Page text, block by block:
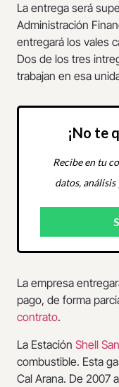
La entrega será
Administración
entregará los vales
Dos de los tres
trabajan en esa
¡No te
Recibe en tu
datos,
La empresa
pago, de forma
contrato.
La Estación Shell
combustible. Esta
Cal Arana. De 2007